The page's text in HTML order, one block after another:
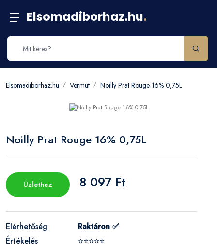
Elsomadiborhaz.hu.
Elsomadiborhaz.hu Vermut Noilly Prat Rouge 16% 0,75L
Noilly Prat Rouge 16% 0,75L
Üzlethez 8 097 Ft
Elérhetőség
Raktáron ✅
Értékelés
⭐⭐⭐⭐⭐